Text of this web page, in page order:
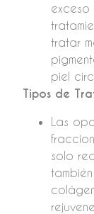
exceso
tratar
piel
Tipos de
Las
solo